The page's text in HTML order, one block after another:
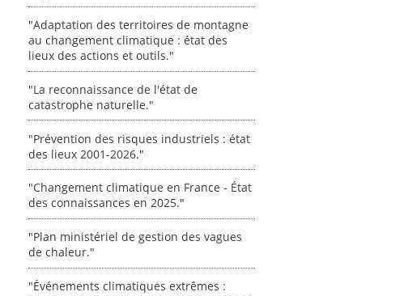
"Adaptation des territoires de montagne
au changement climatique : état des
lieux des actions et outils."
"La reconnaissance de l'état de
catastrophe naturelle."
"Prévention des risques industriels : état
des lieux 2001-2026."
"Changement climatique en France - État
des connaissances en 2025."
"Plan ministériel de gestion des vagues
de chaleur."
"Événements climatiques extrêmes :